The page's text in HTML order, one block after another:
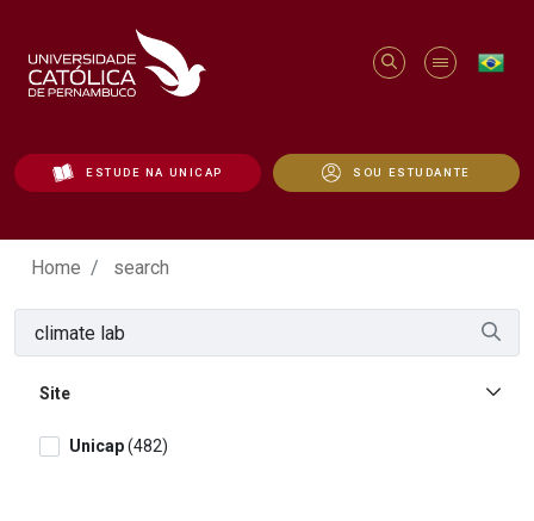
ESTUDE NA UNICAP SOU ESTUDANTE
O que você está procurando? - Unicap
Home search
Site
Unicap(482)